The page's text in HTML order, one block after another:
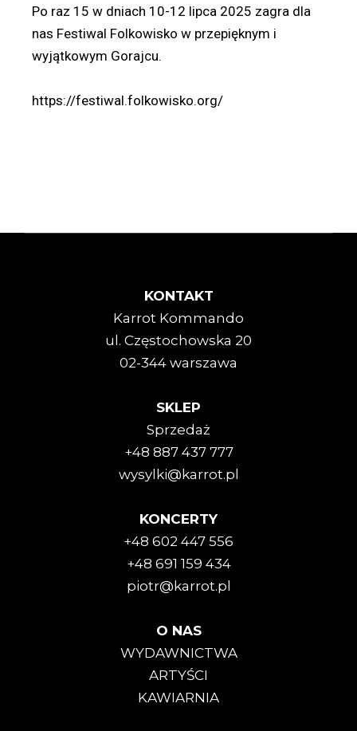
Po raz 15 w dniach 10-12 lipca 2025 zagra dla
nas Festiwal Folkowisko w przepięknym i
wyjątkowym Gorajcu.
https://festiwal.folkowisko.org/
KONTAKT
Karrot Kommando
ul. Częstochowska 20
02-344 warszawa
SKLEP
Sprzedaż
+48 887 437 777
wysylki@karrot.pl
KONCERTY
+48 602 447 556
+48 691 159 434
piotr@karrot.pl
O NAS
WYDAWNICTWA
ARTYŚCI
KAWIARNIA